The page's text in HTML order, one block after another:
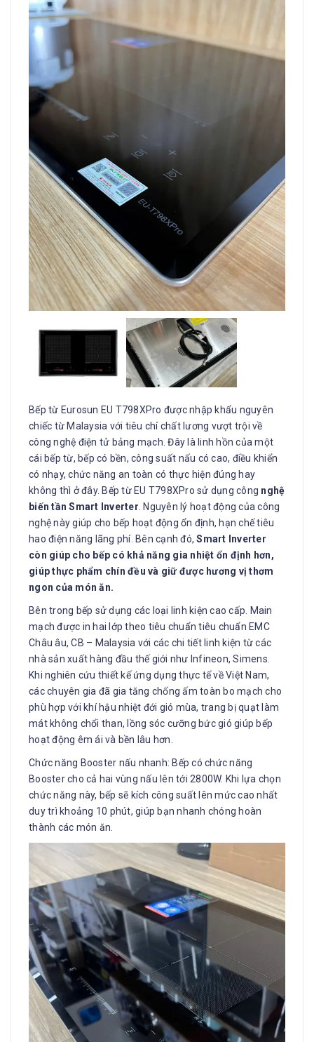
Bếp từ Eurosun EU T798XPro được nhập khẩu nguyên
chiếc từ Malaysia với tiêu chí chất lương vượt trội về
công nghệ điện tử bảng mạch. Đây là linh hồn của một
cái bếp từ, bếp có bền, công suất nấu có cao, điều khiển
có nhạy, chức năng an toàn có thực hiện đúng hay
không thì ở đây. Bếp từ EU T798XPro sử dụng công nghệ
biến tần Smart Inverter . Nguyên lý hoạt động của công
nghệ này giúp cho bếp hoạt động ổn định, hạn chế tiêu
hao điện năng lãng phí. Bên cạnh đó,Smart Inverter
còn giúp cho bếp có khả năng gia nhiệt ổn định hơn,
giúp thực phẩm chín đều và giữ được hương vị thơm
ngon của món ăn.
Bên trong bếp sử dụng các loại linh kiện cao cấp. Main
mạch được in hai lớp theo tiêu chuẩn tiêu chuẩn EMC
Châu âu, CB – Malaysia với các chi tiết linh kiện từ các
nhà sản xuất hàng đầu thế giới như Infineon, Simens.
Khi nghiên cứu thiết kế ứng dụng thực tế về Việt Nam,
các chuyên gia đã gia tăng chống ấm toàn bo mạch cho
phù hợp với khí hậu nhiệt đới gió mùa, trang bị quạt làm
mát không chổi than, lồng sóc cưỡng bức gió giúp bếp
hoạt động êm ái và bền lâu hơn.
Chức năng Booster nấu nhanh: Bếp có chức năng
Booster cho cả hai vùng nấu lên tới 2800W. Khi lựa chọn
chức năng này, bếp sẽ kích công suất lên mức cao nhất
duy trì khoảng 10 phút, giúp bạn nhanh chóng hoàn
thành các món ăn.